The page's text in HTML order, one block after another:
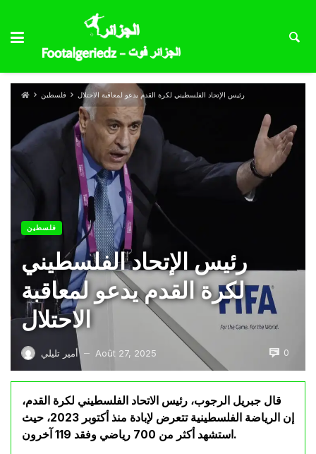
فلسطين رئيس الإتحاد الفلسطيني لكرة القدم يدعو لمعاقبة الاحتلال
فلسطين
رئيس الإتحاد الفلسطيني
لكرة القدم يدعو لمعاقبة
الاحتلال
أمير تليلي — Août 27, 2025 0
قال جبريل الرجوب، رئيس الاتحاد الفلسطيني لكرة القدم،
إن الرياضة الفلسطينية تتعرض لإبادة منذ أكتوبر 2023، حيث
استشهد أكثر من 700 رياضي وفقد 119 آخرون.